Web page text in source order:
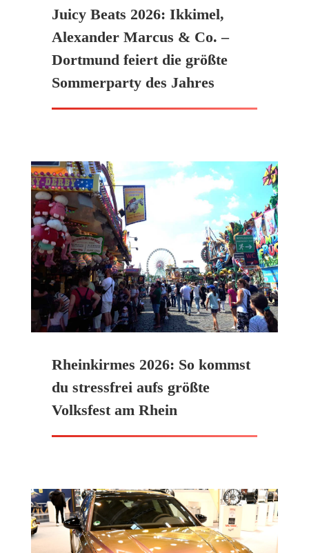
Juicy Beats 2026: Ikkimel,
Alexander Marcus & Co. –
Dortmund feiert die größte
Sommerparty des Jahres
Rheinkirmes 2026: So kommst
du stressfrei aufs größte
Volksfest am Rhein